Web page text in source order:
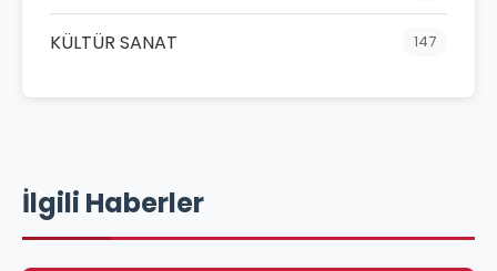
KÜLTÜR SANAT 147
İlgili Haberler